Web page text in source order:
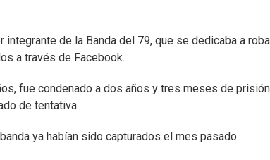
integrante de la Banda del 79, que se dedicaba a
a través de Facebook.
fue condenado a dos años y tres meses de
de tentativa.
ya habían sido capturados el mes pasado.